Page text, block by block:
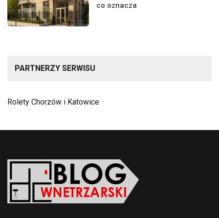
co oznacza
PARTNERZY SERWISU
Rolety Chorzów i Katowice